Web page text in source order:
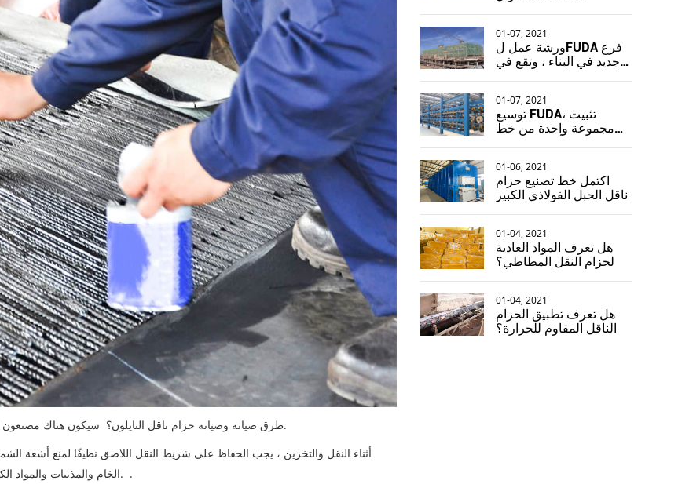
طرق صيانة وصيانة حزام ناقل النايلون؟ سيكون هناك مصنعون لأحزمة النقل لتقديمها لك ، ونتطلع إلى مقدمة مفصلة لمساعدتك أكثر.
أثناء النقل والتخزين ، يجب الحفاظ على شريط النقل اللاصق نظيفًا لمنع أشعة
الخام والمذيبات والمواد الكيميائية الأخرى ، ويجب أن يكون على بعد متر واحد من معدات السمط. .
01-07, 2021
ورشة عمل لFUDA فرع
جديد في البناء ، وتقع في
01-07, 2021
توسيع FUDA، تثبيت
مجموعة واحدة من خط
01-06, 2021
اكتمل خط تصنيع حزام
ناقل الحبل الفولاذي الكبير
01-04, 2021
هل تعرف المواد العادية
لحزام النقل المطاطي؟
01-04, 2021
هل تعرف تطبيق الحزام
الناقل المقاوم للحرارة؟